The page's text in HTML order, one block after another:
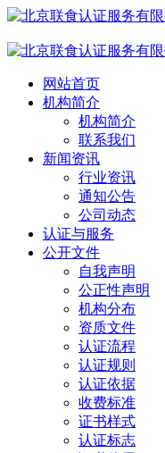
网站首页
机构简介
机构简介
联系我们
新闻资讯
行业资讯
通知公告
公司动态
认证与服务
公开文件
自我声明
公正性声明
机构分布
资质文件
认证流程
认证规则
认证依据
收费标准
证书样式
认证标志